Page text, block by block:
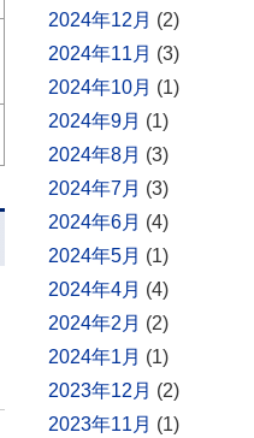
2024年12月 (2)
2024年11月 (3)
2024年10月 (1)
2024年9月 (1)
2024年8月 (3)
2024年7月 (3)
2024年6月 (4)
2024年5月 (1)
2024年4月 (4)
2024年2月 (2)
2024年1月 (1)
2023年12月 (2)
2023年11月 (1)